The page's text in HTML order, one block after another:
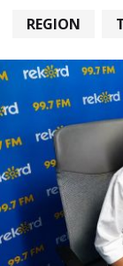
REGION